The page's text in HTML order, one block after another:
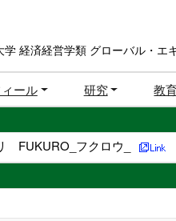
学 経済経営学類 グローバル・エ
ール 研究 教
FUKURO_フクロウ_